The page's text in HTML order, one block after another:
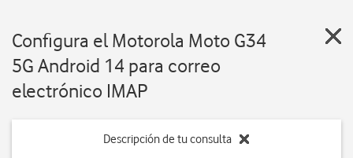
Configura el Motorola Moto G34
5G Android 14 para correo
electrónico IMAP
Descripción de tu consulta